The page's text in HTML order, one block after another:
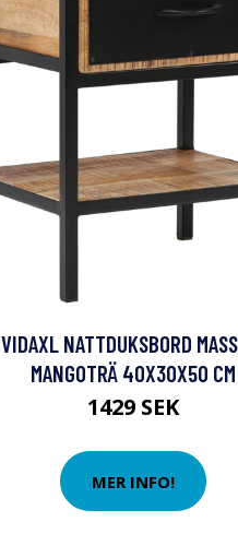
VIDAXL NATTDUKSBORD
MANGOTRÄ 40X30X50 CM
1429 SEK
MER INFO!